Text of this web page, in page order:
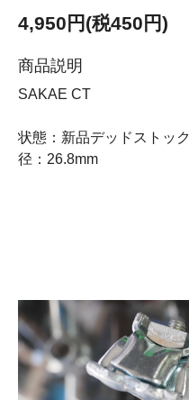
4,950円(税450円)
商品説明
SAKAE CT
状態：新品デッドストック
径：26.8mm